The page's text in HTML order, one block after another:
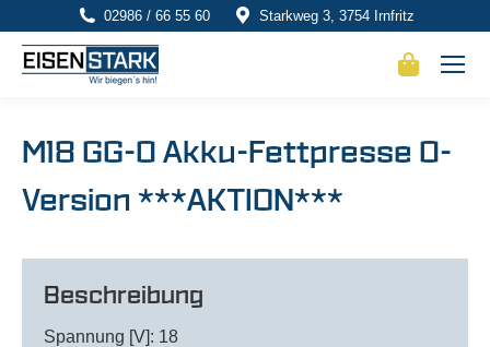
02986 / 66 55 60 Starkweg 3, 3754 Irnfritz
M18 GG-0 Akku-Fettpresse 0-
Version ***AKTION***
Beschreibung
Spannung [V]: 18